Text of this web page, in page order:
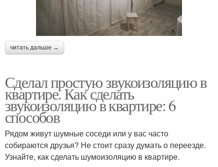
читать дальше →
Сделал простую звукоизоляцию в
квартире. Как сделать
звукоизоляцию в квартире: 6
способов
Рядом живут шумные соседи или у вас часто
собираются друзья? Не стоит сразу думать о переезде.
Узнайте, как сделать шумоизоляцию в квартире.